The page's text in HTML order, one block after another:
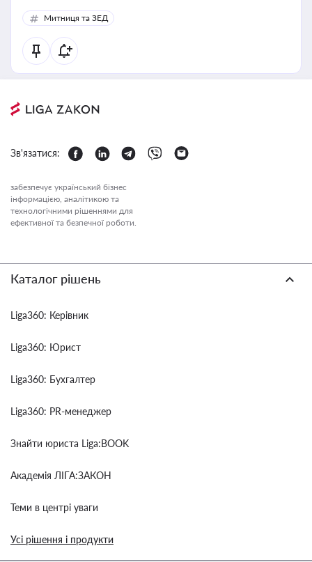
Митниця та ЗЕД
Зв'язатися:
забезпечує український бізнес
інформацією, аналітикою та
технологічними рішеннями для
ефективної та безпечної роботи.
Каталог рішень
Liga360: Керівник
Liga360: Юрист
Liga360: Бухгалтер
Liga360: PR-менеджер
Знайти юриста Liga:BOOK
Академія ЛІГА:ЗАКОН
Теми в центрі уваги
Усі рішення і продукти